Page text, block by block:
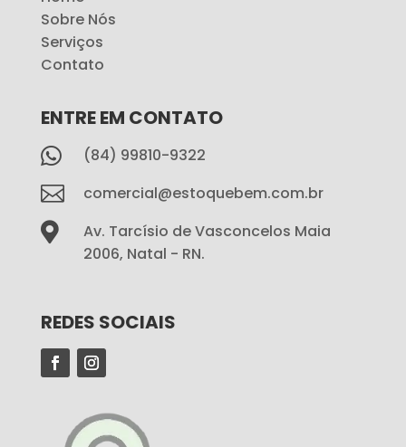
Sobre Nós
Serviços
Contato
ENTRE EM CONTATO
 (84) 99810-9322
 comercial@estoquebem.com.br

Av. Tarcísio de Vasconcelos Maia
2006, Natal - RN.
REDES SOCIAIS